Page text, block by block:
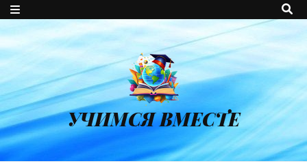
УЧИМСЯ ВМЕСТЕ